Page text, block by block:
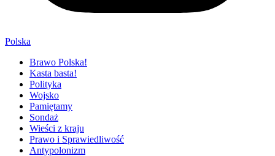
Polska
Brawo Polska!
Kasta basta!
Polityka
Wojsko
Pamiętamy
Sondaż
Wieści z kraju
Prawo i Sprawiedliwość
Antypolonizm